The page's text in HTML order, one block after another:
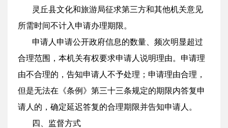
灵丘县文化和旅游局征求第三方和其他机关意见
所需时间不计入申请办理期限。
申请人申请公开政府信息的数量、频次明显超过
合理范围，本机关有权要求申请人说明理由。申请理
由不合理的，告知申请人不予处理；申请理由合理，
但是无法在《条例》第三十三条规定的期限内答复申
请人的，确定延迟答复的合理期限并告知申请人。
四、监督方式